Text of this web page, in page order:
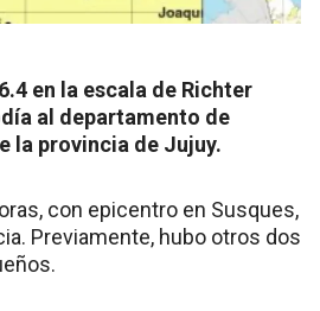
en la escala de Richter
al departamento de
la provincia de Jujuy.
con epicentro en Susques,
Previamente, hubo otros dos